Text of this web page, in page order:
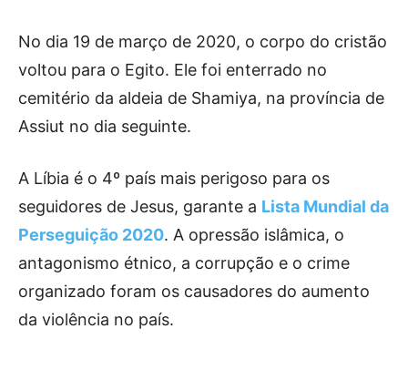
No dia 19 de março de 2020, o corpo do cristão
voltou para o Egito. Ele foi enterrado no
cemitério da aldeia de Shamiya, na província de
Assiut no dia seguinte.
A Líbia é o 4º país mais perigoso para os
seguidores de Jesus, garante a Lista Mundial da
Perseguição 2020. A opressão islâmica, o
antagonismo étnico, a corrupção e o crime
organizado foram os causadores do aumento
da violência no país.